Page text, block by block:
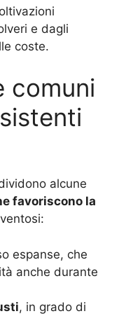
e dagli
coste.
comuni
alcune
favoriscono la
espanse, che
anche durante
, in grado di